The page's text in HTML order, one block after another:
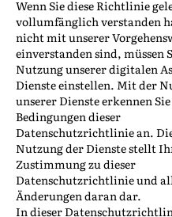
Wenn Sie diese Richtlinie
vollumfänglich verstanden
nicht mit unserer
einverstanden sind, müssen
Nutzung unserer digitalen
Dienste einstellen. Mit der
unserer Dienste erkennen
Bedingungen dieser
Datenschutzrichtlinie an.
Nutzung der Dienste stellt
Zustimmung zu dieser
Datenschutzrichtlinie und
Änderungen daran dar.
In dieser